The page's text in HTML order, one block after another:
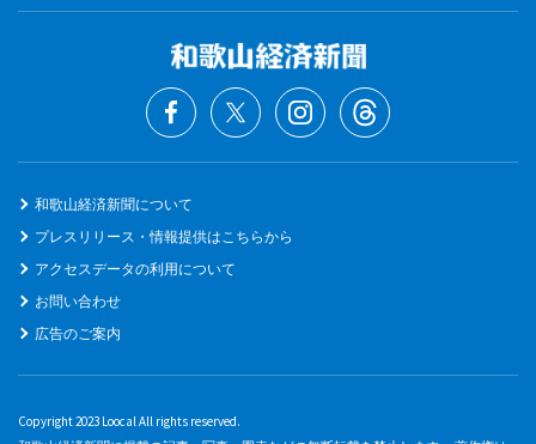
和歌山経済新聞について
プレスリリース・情報提供はこちらから
アクセスデータの利用について
お問い合わせ
広告のご案内
Copyright 2023 Loocal All rights reserved.